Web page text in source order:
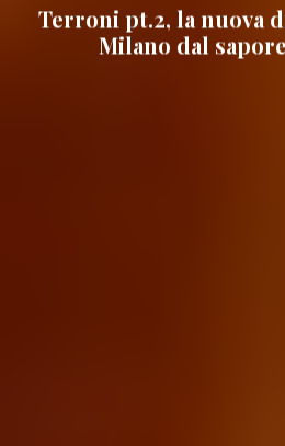
Terroni pt.2, la nuova
Milano dal